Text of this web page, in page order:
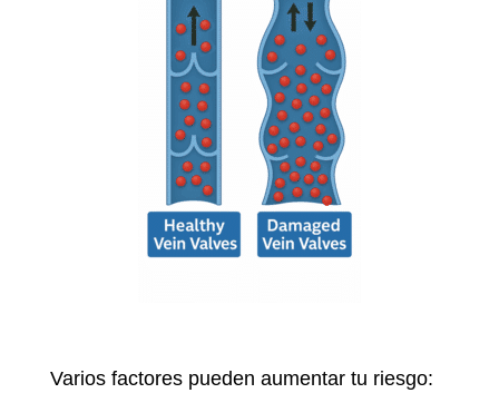
Varios factores pueden aumentar tu riesgo: